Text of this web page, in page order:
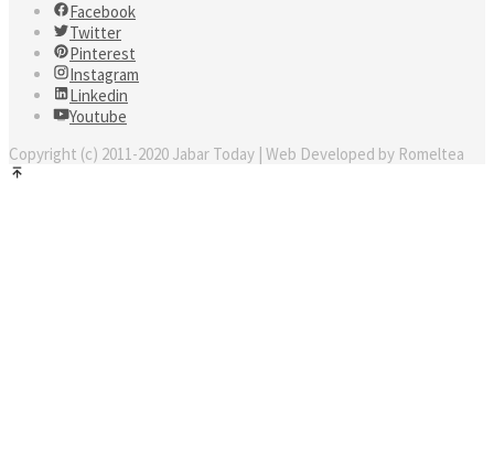
Facebook
Twitter
Pinterest
Instagram
Linkedin
Youtube
Copyright (c) 2011-2020 Jabar Today | Web Developed by Romeltea